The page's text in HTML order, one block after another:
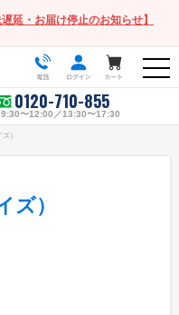
延・お届け停止のお知らせ】
0120-710-855
9:30〜12:00／13:30〜17:30
）
ズ）